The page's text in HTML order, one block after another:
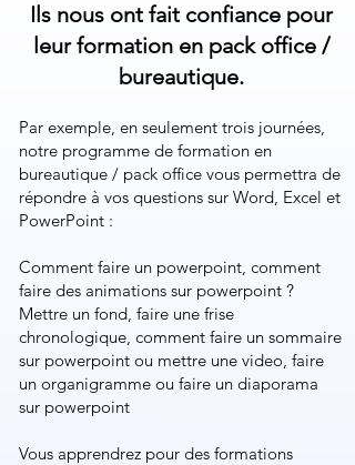
Ils nous ont fait confiance pour
leur formation en pack office /
bureautique.
Par exemple, en seulement trois journées,
notre programme de formation en
bureautique / pack office vous permettra de
répondre à vos questions sur Word, Excel et
PowerPoint :
Comment faire un powerpoint​, comment
faire des animations sur powerpoint​ ?
Mettre un fond, faire une frise
chronologique, ​comment faire un sommaire
sur powerpoint​ ou mettre une video, faire
un organigramme ou faire un diaporama
sur powerpoint​​
Vous apprendrez pour des formations